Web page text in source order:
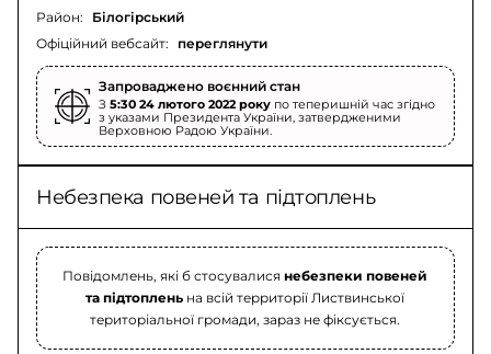
Офіційний вебсайт: переглянути
Район:
Білогірський
Запроваджено воєнний стан
З 5:30 24 лютого 2022 року по теперишній час згідно
з указами Президента України, затвердженими
Верховною Радою України.
Небезпека повеней та підтоплень
Повідомлень, які б стосувалисянебезпеки повеней
та підтоплень на всій территорії Листвинської
територіальної громади, зараз не фіксується.